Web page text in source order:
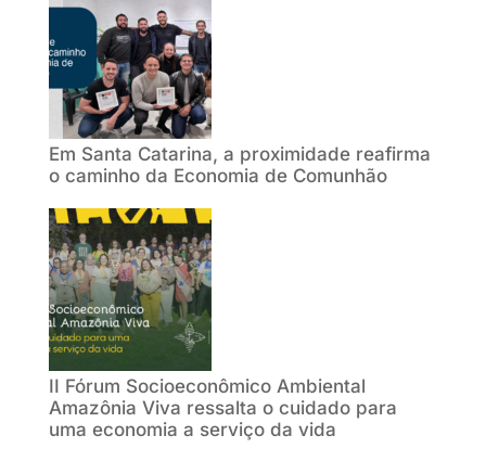
Em Santa Catarina, a proximidade reafirma
o caminho da Economia de Comunhão
II Fórum Socioeconômico Ambiental
Amazônia Viva ressalta o cuidado para
uma economia a serviço da vida